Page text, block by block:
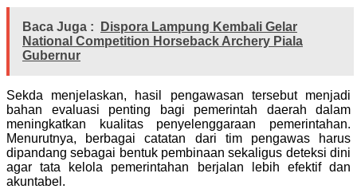
Baca Juga :
Dispora Lampung Kembali Gelar
National Competition Horseback Archery Piala
Gubernur
Sekda menjelaskan, hasil pengawasan tersebut menjadi
bahan evaluasi penting bagi pemerintah daerah dalam
meningkatkan kualitas penyelenggaraan pemerintahan.
Menurutnya, berbagai catatan dari tim pengawas harus
dipandang sebagai bentuk pembinaan sekaligus deteksi dini
agar tata kelola pemerintahan berjalan lebih efektif dan
akuntabel.